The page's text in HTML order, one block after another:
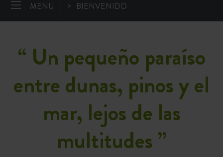
MENU BIENVENIDO
“ Un pequeño paraíso
entre dunas, pinos y el
mar, lejos de las
multitudes”